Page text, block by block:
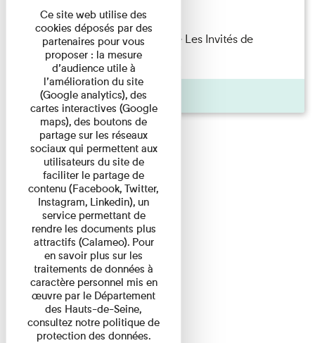
Lecture
Marie Cosnay — Toi et ton frère Les Invités de
l'Imprimerie n°10 À ...
Pages
Ce site web utilise des
cookies déposés par des
partenaires pour vous
proposer : la mesure
d’audience utile à
l’amélioration du site
(Google analytics), des
cartes interactives (Google
maps), des boutons de
partage sur les réseaux
sociaux qui permettent aux
utilisateurs du site de
faciliter le partage de
contenu (Facebook, Twitter,
Instagram, Linkedin), un
service permettant de
rendre les documents plus
attractifs (Calameo). Pour
en savoir plus sur les
traitements de données à
caractère personnel mis en
œuvre par le Département
des Hauts-de-Seine,
consultez notre politique de
protection des données.